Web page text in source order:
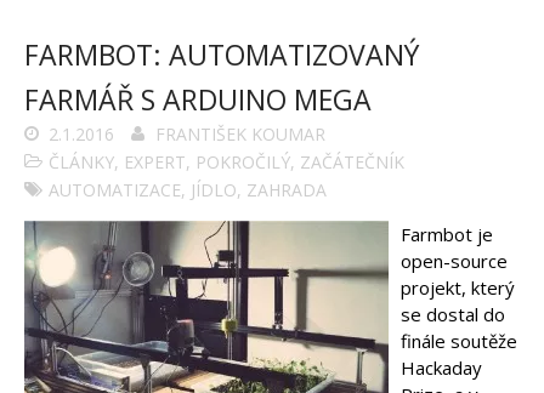
FARMBOT: AUTOMATIZOVANÝ
FARMÁŘ S ARDUINO MEGA
2.1.2016
FRANTIŠEK KOUMAR
ČLÁNKY, EXPERT, POKROČILÝ, ZAČÁTEČNÍK
AUTOMATIZACE, JÍDLO, ZAHRADA
Farmbot je
open-source
projekt, který
se dostal do
finále soutěže
Hackaday